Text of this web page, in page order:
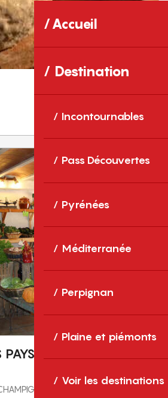
Accueil
Destination
Incontournables
Pass Découvertes
Pyrénées
Méditerranée
Perpignan
Plaine et piémonts
Voir les destinations
PAYSANNES - DOMAINE